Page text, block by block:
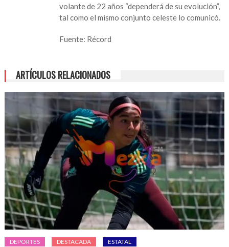
volante de 22 años “dependerá de su evolución”,
tal como el mismo conjunto celeste lo comunicó.
Fuente: Récord
ARTÍCULOS RELACIONADOS
DEPORTES DESTACADA ESTATAL